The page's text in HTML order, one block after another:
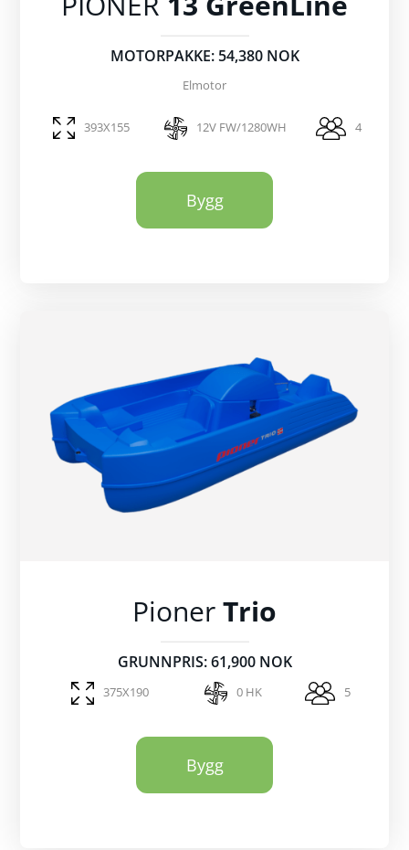
MOTORPAKKE: 54,380 NOK
Elmotor
393X155 12V FW/1280WH 4
Bygg
PionerTrio
GRUNNPRIS: 61,900 NOK
375X190 0 HK 5
Bygg